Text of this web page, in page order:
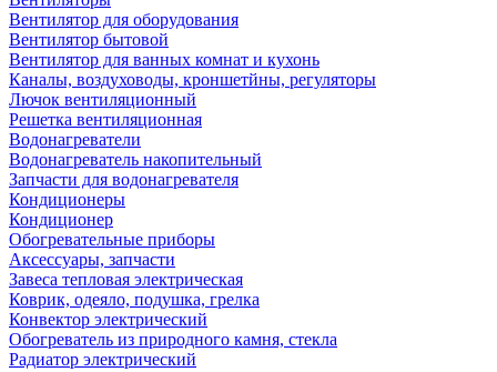
Вентилятор для оборудования
Вентилятор бытовой
Вентилятор для ванных комнат и кухонь
Каналы, воздуховоды, кроншетйны, регуляторы
Лючок вентиляционный
Решетка вентиляционная
Водонагреватели
Водонагреватель накопительный
Запчасти для водонагревателя
Кондиционеры
Кондиционер
Обогревательные приборы
Аксессуары, запчасти
Завеса тепловая электрическая
Коврик, одеяло, подушка, грелка
Конвектор электрический
Обогреватель из природного камня, стекла
Радиатор электрический